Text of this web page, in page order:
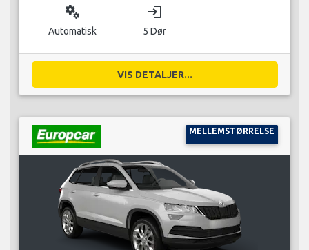
miscellaneous_services
Automatisk
login
5 Dør
VIS DETALJER...
MELLEMSTØRRELSE